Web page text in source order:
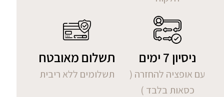
ניסיון 7 ימים
עם אופציה להחזרה (
כסאות בלבד )
תשלום מאובטח
תשלומים ללא ריבית